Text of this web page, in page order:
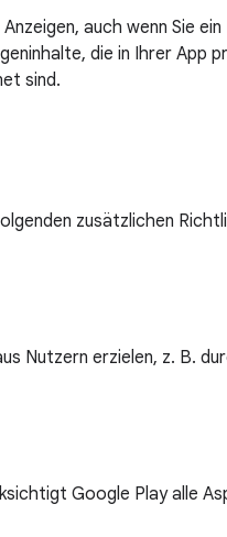
auch wenn Sie
die in Ihrer App
sind.
zusätzlichen
Nutzern erzielen, z. B.
Google Play alle